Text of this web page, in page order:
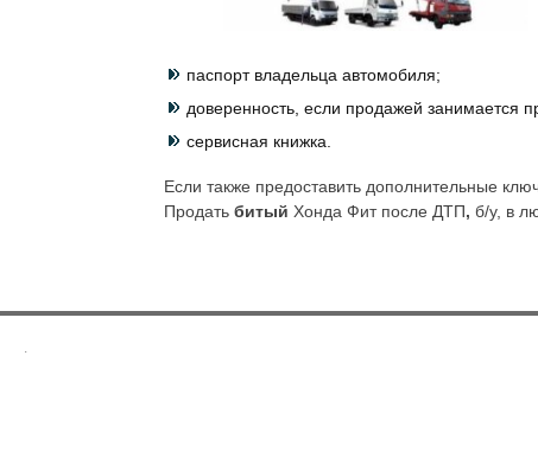
паспорт владельца автомобиля;
доверенность, если продажей занимается
сервисная книжка.
Если также предоставить дополнительные
Продать битый Хонда Фит после ДТП, б/у, в
.